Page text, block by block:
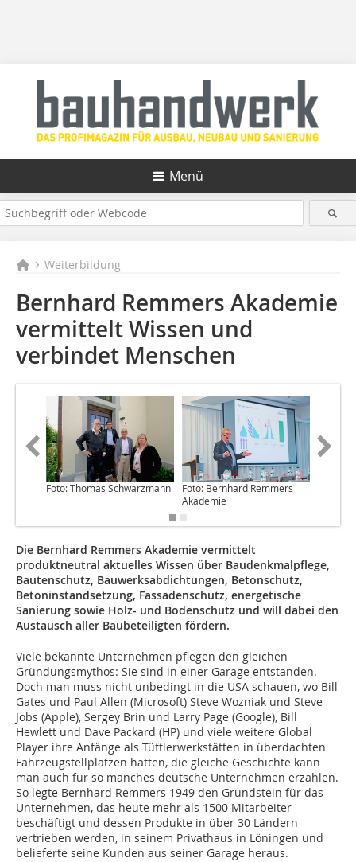
Menü
Weiterbildung
Bernhard Remmers Akademie
vermittelt Wissen und
verbindet Menschen
Foto: Thomas Schwarzmann
Foto: Bernhard Remmers
Akademie
Die Bernhard Remmers Akademie vermittelt
produktneutral aktuelles Wissen über Baudenkmalpflege,
Bautenschutz, Bauwerksabdichtungen, Betonschutz,
Betoninstandsetzung, Fassadenschutz, energetische
Sanierung sowie Holz- und Bodenschutz und will dabei den
Austausch aller Baubeteiligten fördern.
Viele bekannte Unternehmen pflegen den gleichen
Gründungsmythos: Sie sind in einer Garage entstanden.
Doch man muss nicht unbedingt in die USA schauen, wo Bill
Gates und Paul Allen (Microsoft) Steve Wozniak und Steve
Jobs (Apple), Sergey Brin und Larry Page (Google), Bill
Hewlett und Dave Packard (HP) und viele weitere Global
Player ihre Anfänge als Tüftlerwerkstätten in überdachten
Fahrzeugstellplätzen hatten, die gleiche Geschichte kann
man auch für so manches deutsche Unternehmen erzählen.
So legte Bernhard Remmers 1949 den Grundstein für das
Unternehmen, das heute mehr als 1500 Mitarbeiter
beschäftigt und dessen Produkte in über 30 Ländern
vertrieben werden, in seinem Privathaus in Löningen und
belieferte seine Kunden aus seiner Garage heraus.